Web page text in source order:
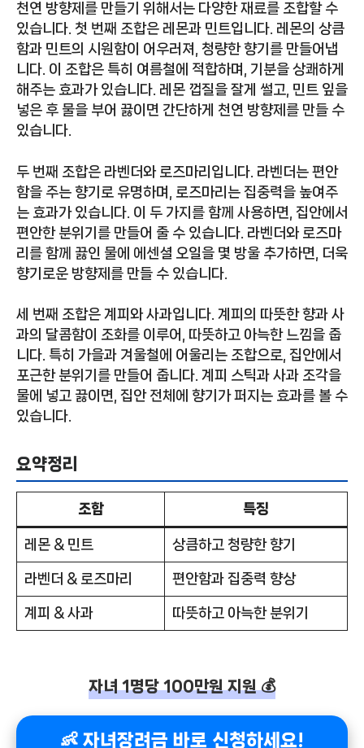
천연 방향제를 만들기 위해서는 다양한 재료를 조합할 수
있습니다. 첫 번째 조합은 레몬과 민트입니다. 레몬의 상큼
함과 민트의 시원함이 어우러져, 청량한 향기를 만들어냅
니다. 이 조합은 특히 여름철에 적합하며, 기분을 상쾌하게
해주는 효과가 있습니다. 레몬 껍질을 잘게 썰고, 민트 잎을
넣은 후 물을 부어 끓이면 간단하게 천연 방향제를 만들 수
있습니다.
두 번째 조합은 라벤더와 로즈마리입니다. 라벤더는 편안
함을 주는 향기로 유명하며, 로즈마리는 집중력을 높여주
는 효과가 있습니다. 이 두 가지를 함께 사용하면, 집안에서
편안한 분위기를 만들어 줄 수 있습니다. 라벤더와 로즈마
리를 함께 끓인 물에 에센셜 오일을 몇 방울 추가하면, 더욱
향기로운 방향제를 만들 수 있습니다.
세 번째 조합은 계피와 사과입니다. 계피의 따뜻한 향과 사
과의 달콤함이 조화를 이루어, 따뜻하고 아늑한 느낌을 줍
니다. 특히 가을과 겨울철에 어울리는 조합으로, 집안에서
포근한 분위기를 만들어 줍니다. 계피 스틱과 사과 조각을
물에 넣고 끓이면, 집안 전체에 향기가 퍼지는 효과를 볼 수
있습니다.
요약정리
조합 특징
레몬 & 민트 상큼하고 청량한 향기
라벤더 & 로즈마리 편안함과 집중력 향상
계피 & 사과 따뜻하고 아늑한 분위기
자녀 1명당 100만원 지원 💰
👶 자녀장려금 바로 신청하세요!